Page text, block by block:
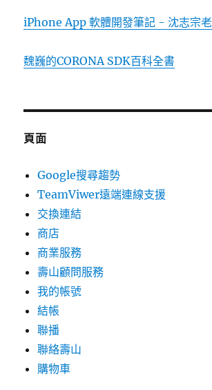
iPhone App 軟體開發筆記 - 沈志宗
魏巍的CORONA SDK百科全書
頁面
Google搜尋趨勢
TeamViwer遠端連線支援
交換連結
商店
商業服務
壽山顧問服務
我的帳號
結帳
聯播
聯絡壽山
購物車